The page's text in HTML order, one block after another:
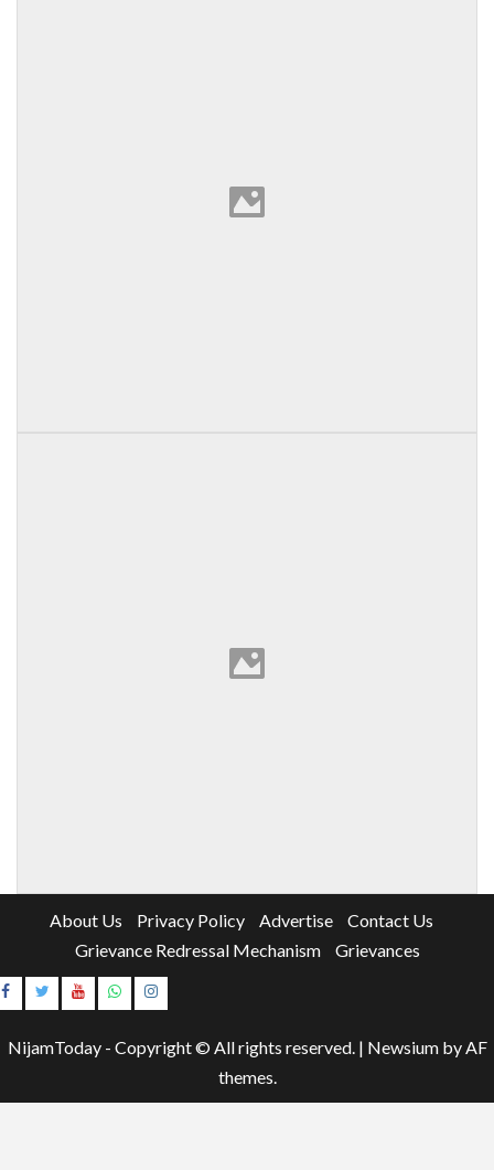
About Us Privacy Policy Advertise
Contact Us
Grievance Redressal Mechanism
Grievances
Instagram
NijamToday - Copyright © All rights reserved. | Newsiumby AF
themes.